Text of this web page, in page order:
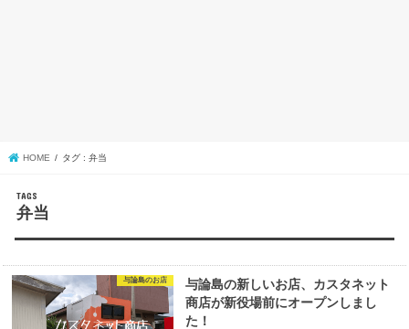
HOME タグ : 弁当
弁当
与論島のお店
与論島の新しいお店、カスタネット
商店が新役場前にオープンしまし
た！